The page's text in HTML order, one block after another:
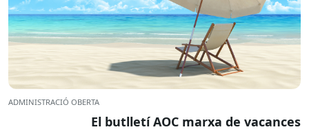
ADMINISTRACIÓ OBERTA
El butlletí AOC marxa de vacances